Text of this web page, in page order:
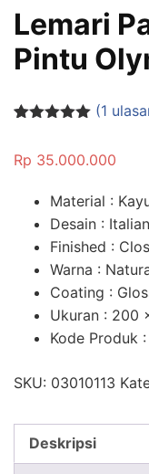
Lemari
Pintu
berdasarka
(1
Rp 35.000.000
Material :
Desain :
Finished :
Warna :
Coating :
Ukuran : 200
Kode Produk
SKU: 03010113
Deskripsi